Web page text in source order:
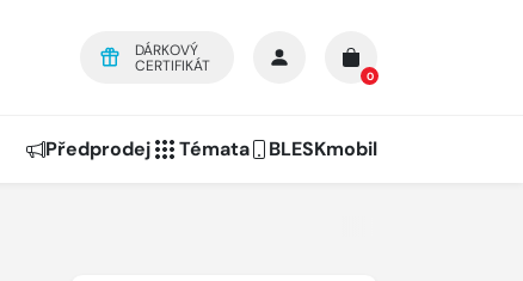
DÁRKOVÝ
CERTIFIKÁT
0
Předprodej Témata BLESKmobil